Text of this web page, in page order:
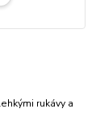
rukávy a